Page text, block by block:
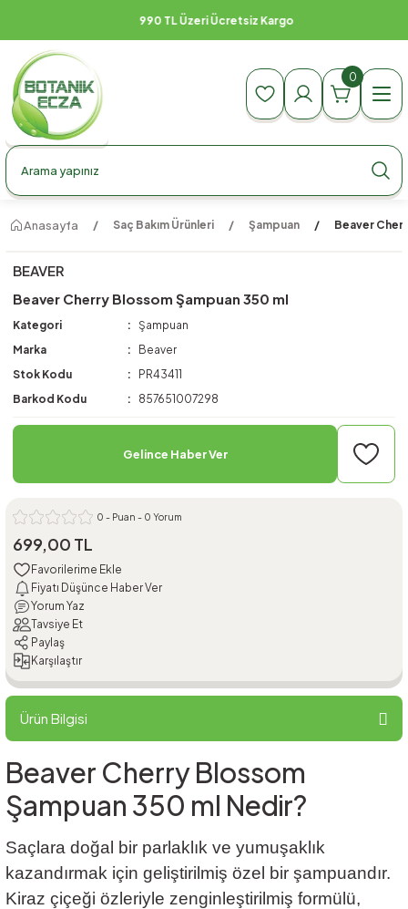
990 TL Üzeri Ücretsiz Kargo
0
Anasayfa Saç Bakım Ürünleri Şampuan Beaver
BEAVER
Beaver Cherry Blossom Şampuan 350 ml
Kategori
Şampuan
Marka
Beaver
Stok Kodu
PR43411
Barkod Kodu
857651007298
Gelince Haber Ver
0 - Puan - 0 Yorum
699,00 TL
Fiyatı Düşünce Haber Ver
Yorum Yaz
Tavsiye Et
Paylaş
Karşılaştır
Ürün Bilgisi
Beaver Cherry Blossom
Şampuan 350 ml Nedir?
Saçlara doğal bir parlaklık ve yumuşaklık
kazandırmak için geliştirilmiş özel bir şampuandır.
Kiraz çiçeği özleriyle zenginleştirilmiş formülü,